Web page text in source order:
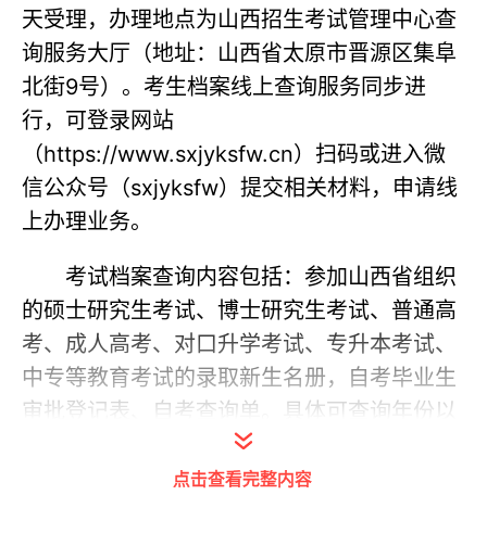
天受理，办理地点为山西招生考试管理中心查
询服务大厅（地址：山西省太原市晋源区集阜
北街9号）。考生档案线上查询服务同步进
行，可登录网站
（https://www.sxjyksfw.cn）扫码或进入微
信公众号（sxjyksfw）提交相关材料，申请线
上办理业务。
考试档案查询内容包括：参加山西省组织
的硕士研究生考试、博士研究生考试、普通高
考、成人高考、对口升学考试、专升本考试、
中专等教育考试的录取新生名册，自考毕业生
审批登记表、自考查询单。具体可查询年份以
档案室存放档案为准。
点击查看完整内容